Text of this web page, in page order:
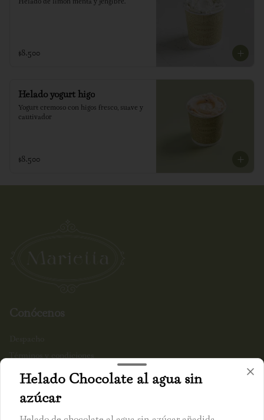
Helado de limón menta y jengibre.
$8.500
Helado yogurt higo
Yogurt cremoso con higos fresco, suave y
cautivador
$8.500
Conócenos
Términos y condiciones
Política de privacidad
Redes sociales
Helado Chocolate al agua sin
azúcar